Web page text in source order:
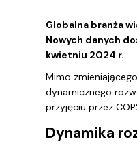
Globalna branża
Nowych danych
kwietniu 2024 r.
Mimo
dynamicznego
przyjęciu przez
Dynamika